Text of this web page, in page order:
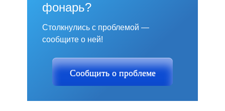
фонарь?
Столкнулись с проблемой —
сообщите о ней!
Сообщить о проблеме